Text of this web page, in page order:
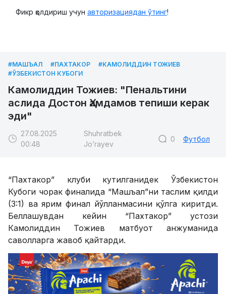
Фикр қолдириш учун авторизациядан ўтинг!
#МАШЪАЛ #ПАХТАКОР
#КАМОЛИДДИН ТОЖИЕВ
#ЎЗБЕКИСТОН КУБОГИ
Камолиддин Тожиев: "Пенальтини
аслида Достон Ҳамдамов тепиши керак
эди"
27.08.2025
00:48
Shuhratbek
Jo’rayev
0 Футбол
“Пахтакор” клуби кутилганидек Ўзбекистон
Кубоги чорак финалида “Машъал”ни таслим қилди
(3:1) ва ярим финал йўлланмасини қўлга киритди.
Беллашувдан кейин “Пахтакор” устози
Камолиддин Тожиев матбуот анжуманида
саволларга жавоб қайтарди.